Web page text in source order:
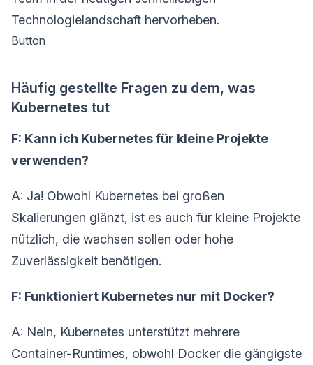
Technologielandschaft hervorheben.
Button
Häufig gestellte Fragen zu dem, was
Kubernetes tut
F: Kann ich Kubernetes für kleine Projekte
verwenden?
A: Ja! Obwohl Kubernetes bei großen
Skalierungen glänzt, ist es auch für kleine Projekte
nützlich, die wachsen sollen oder hohe
Zuverlässigkeit benötigen.
F: Funktioniert Kubernetes nur mit Docker?
A: Nein, Kubernetes unterstützt mehrere
Container-Runtimes, obwohl Docker die gängigste